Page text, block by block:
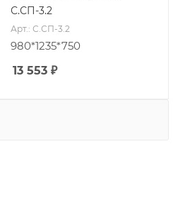
С.СП-3.2
Арт.: С.СП-3.2
980*1235*750
13 553₽